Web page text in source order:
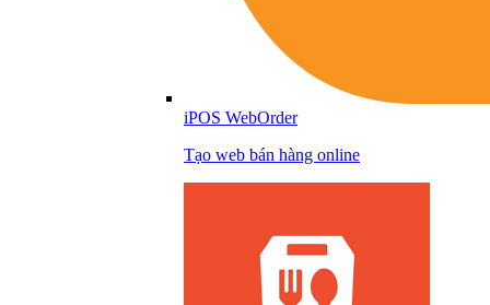
iPOS WebOrder
Tạo web bán hàng online